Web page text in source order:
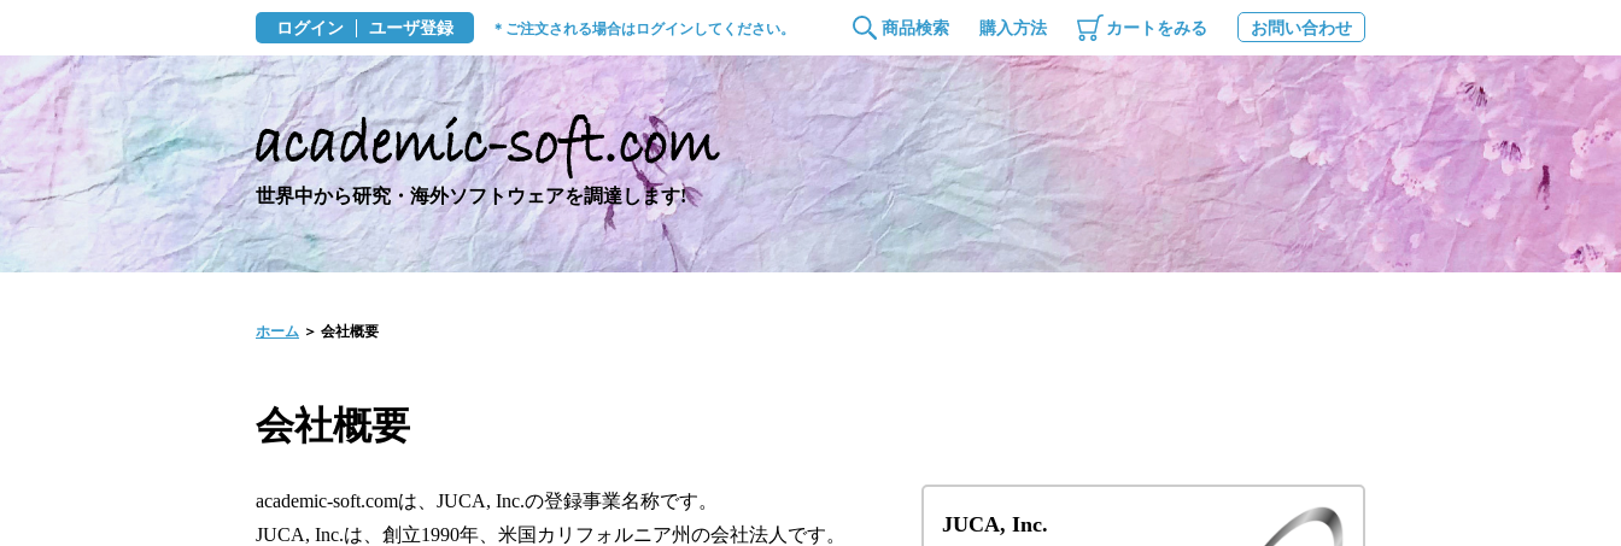
ログイン ユーザ登録 ＊ご注文される場合はログインしてください。 商品検索 購入方法 カートをみる お問い合わせ
世界中から研究・海外ソフトウェアを調達します!
ホーム ＞ 会社概要
会社概要
academic-soft.comは、JUCA, Inc.の登録事業名称です。
JUCA, Inc.は、創立1990年、米国カリフォルニア州の会社法人です。
JUCA, Inc.